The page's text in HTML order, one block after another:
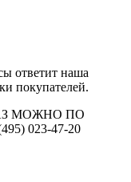
ответит наша
покупателей.
МОЖНО ПО
023-47-20